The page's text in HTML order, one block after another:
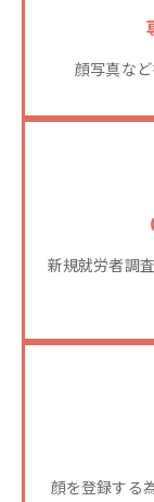
顔写真な
新規就労者調
顔を登録する